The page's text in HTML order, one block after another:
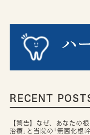
RECENT
【警告】なぜ、あなたの
治療｣と当院の｢無菌化根